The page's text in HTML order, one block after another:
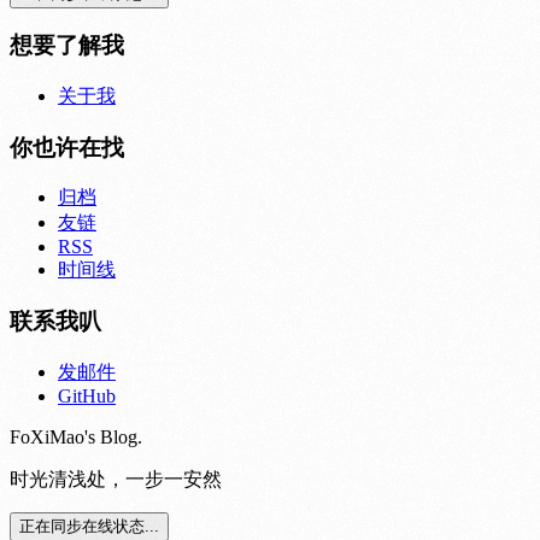
想要了解我
关于我
你也许在找
归档
友链
RSS
时间线
联系我叭
发邮件
GitHub
FoXiMao's Blog.
时光清浅处，一步一安然
正在同步在线状态...